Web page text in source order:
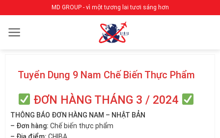
qua
nội
MD GROUP - vì một tương lai tươi sáng hơn
Tuyển Dụng 9 Nam Chế Biến Thực Phẩm
ĐƠN HÀNG THÁNG 3 / 2024
THÔNG BÁO ĐƠN HÀNG NAM – NHẬT BẢN
– Đơn hàng: Chế biến thực phẩm
– Địa điểm: CHIBA